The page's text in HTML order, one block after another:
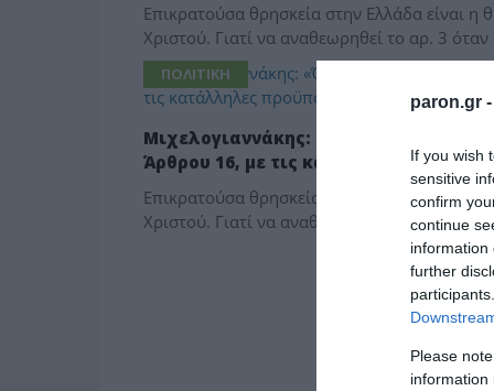
paron.gr -
If you wish
sensitive
confirm
continue
information
further
Please
information
Επικρατούσα θρησκεία στην Ελλάδα είναι η
Χριστού. Γιατί να αναθεωρηθεί το αρ. 3
ΠΟΛΙΤΙΚΗ
Μιχελογιαννάκης: «Όχι στην
Άρθρου 16, με τις κατάλληλες
Επικρατούσα θρησκεία στην Ελλάδα είναι η
Χριστού. Γιατί να αναθεωρηθεί το αρ. 3